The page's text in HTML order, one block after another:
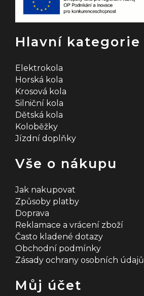
Hlavní kategorie
Elektrokola
Horská kola
Krosová kola
Silniční kola
Dětská kola
Koloběžky
Jízdní doplňky
Vše o nákupu
Jak nakupovat
Způsoby platby
Doprava
Reklamace a vrácení zboží
Často kladené dotazy
Obchodní podmínky
Zásady ochrany osobních údajů
Můj účet